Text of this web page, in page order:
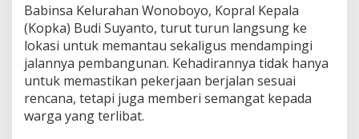
r
i
D
o
r
o
n
g
Babinsa Kelurahan Wonoboyo, Kopral Kepala
(Kopka) Budi Suyanto, turut turun langsung ke
lokasi untuk memantau sekaligus mendampingi
jalannya pembangunan. Kehadirannya tidak hanya
untuk memastikan pekerjaan berjalan sesuai
rencana, tetapi juga memberi semangat kepada
warga yang terlibat.